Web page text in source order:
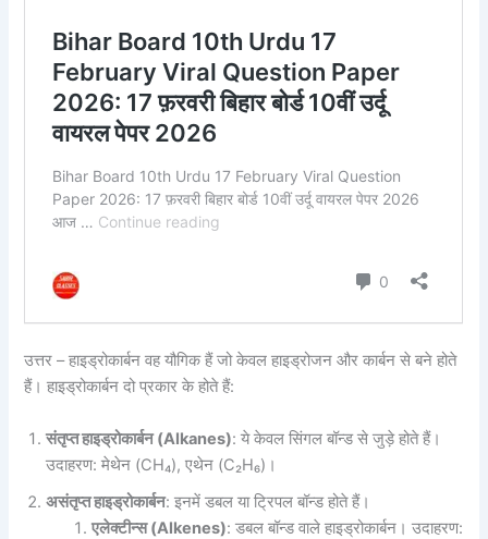
उत्तर – हाइड्रोकार्बन वह यौगिक हैं जो केवल हाइड्रोजन और कार्बन से बने होते
हैं। हाइड्रोकार्बन दो प्रकार के होते हैं:
संतृप्त हाइड्रोकार्बन (Alkanes): ये केवल सिंगल बॉन्ड से जुड़े होते हैं।
उदाहरण: मेथेन (CH₄), एथेन (C₂H₆)।
असंतृप्त हाइड्रोकार्बन: इनमें डबल या ट्रिपल बॉन्ड होते हैं।
एलेक्टीन्स (Alkenes): डबल बॉन्ड वाले हाइड्रोकार्बन। उदाहरण: